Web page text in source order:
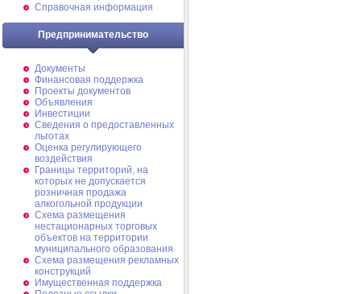
Справочная информация
Предпринимательство
Документы
Финансовая поддержка
Проекты документов
Объявления
Инвестиции
Сведения о предоставленных
льготах
Оценка регулирующего
воздействия
Границы территорий, на
которых не допускается
розничная продажа
алкогольной продукции
Схема размещения
нестационарных торговых
объектов на территории
муниципального образования
Схема размещения рекламных
конструкций
Имущественная поддержка